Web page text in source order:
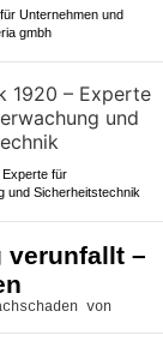
Unternehmen und
gmbh
für
und Sicherheitstechnik
verunfallt –